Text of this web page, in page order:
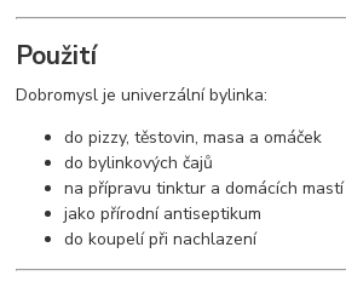
Použití
Dobromysl je univerzální bylinka:
do pizzy, těstovin, masa a omáček
do bylinkových čajů
na přípravu tinktur a domácích mastí
jako přírodní antiseptikum
do koupelí při nachlazení